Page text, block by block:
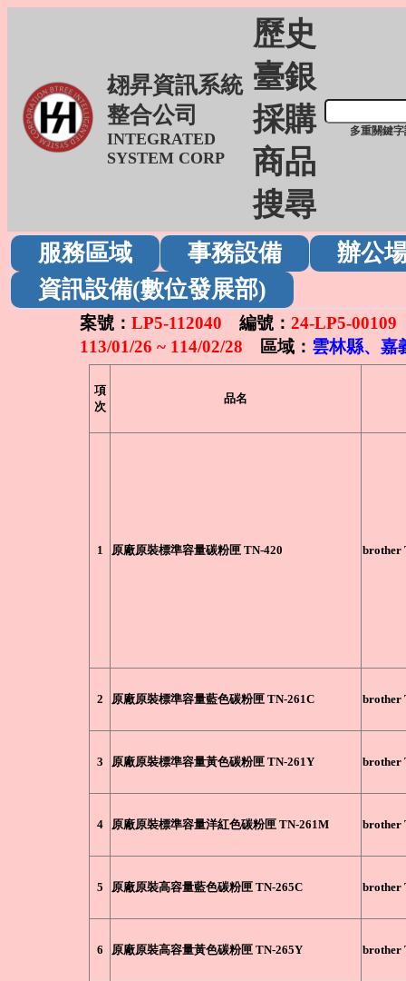
翃昇資訊系統
整合公司
INTEGRATED
SYSTEM CORP
歷史
臺銀
採購
商品
搜尋
多重關鍵
服務區域 事務設備
辦公
資訊設備(數位發展部)
案號： LP5-112040 編號： 24-LP5-00109
113/01/26 ~ 114/02/28 區域： 雲林縣、嘉
項
次
品名
1 原廠原裝標準容量碳粉匣 TN-420 brother
2 原廠原裝標準容量藍色碳粉匣 TN-261C brother
3 原廠原裝標準容量黃色碳粉匣 TN-261Y brother
4 原廠原裝標準容量洋紅色碳粉匣 TN-261M brother
5 原廠原裝高容量藍色碳粉匣 TN-265C brother
6 原廠原裝高容量黃色碳粉匣 TN-265Y brother